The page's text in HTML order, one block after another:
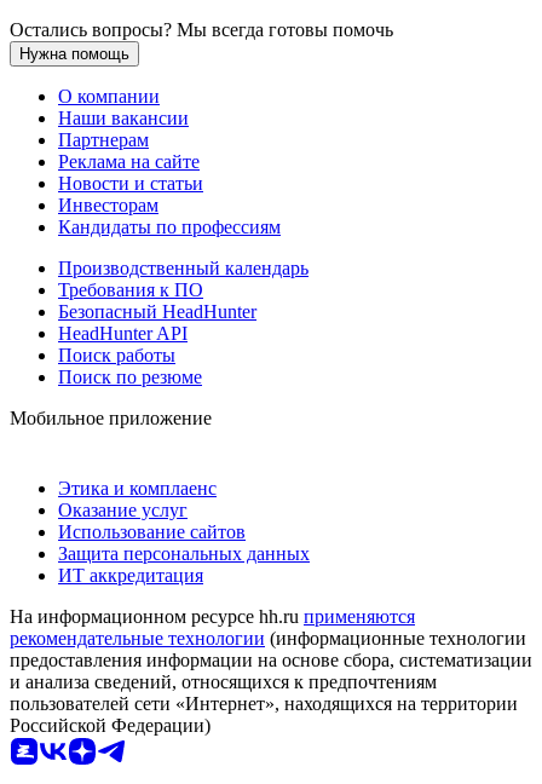
Остались вопросы? Мы всегда готовы помочь
Нужна помощь
О компании
Наши вакансии
Партнерам
Реклама на сайте
Новости и статьи
Инвесторам
Кандидаты по профессиям
Производственный календарь
Требования к ПО
Безопасный HeadHunter
HeadHunter API
Поиск работы
Поиск по резюме
Мобильное приложение
Этика и комплаенс
Оказание услуг
Использование сайтов
Защита персональных данных
ИТ аккредитация
На информационном ресурсе hh.ru применяются
рекомендательные технологии (информационные технологии
предоставления информации на основе сбора, систематизации
и анализа сведений, относящихся к предпочтениям
пользователей сети «Интернет», находящихся на территории
Российской Федерации)